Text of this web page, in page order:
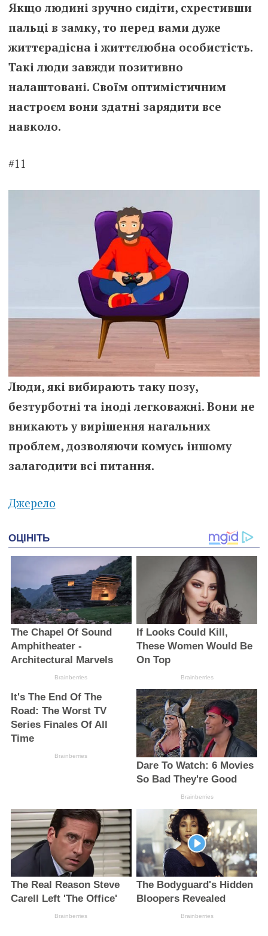
Якщо людині зручно сидіти, схрестивши
пальці в замку, то перед вами дуже
життєрадісна і життєлюбна особистість.
Такі люди завжди позитивно
налаштовані. Своїм оптимістичним
настроєм вони здатні зарядити все
навколо.
#11
Люди, які вибирають таку позу,
безтурботні та іноді легковажні. Вони не
вникають у вирішення нагальних
проблем, дозволяючи комусь іншому
залагодити всі питання.
Джерело